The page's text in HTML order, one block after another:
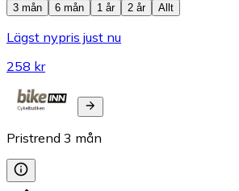
3 mån
6 mån 1 år 2 år Allt
Lägst nypris just nu
258 kr
Pristrend 3 mån